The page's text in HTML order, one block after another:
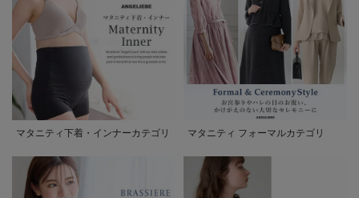
マタニティ下着・インナーカテゴリ マタニティ フォーマルカテゴリ